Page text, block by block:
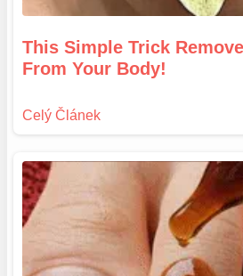
This Simple Trick
From Your Body!